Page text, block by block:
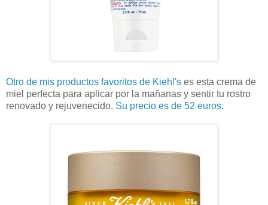
Otro de mis productos favoritos de Kiehl's es esta crema de
miel perfecta para aplicar por la mañanas y sentir tu rostro
renovado y rejuvenecido. Su precio es de 52 euros.